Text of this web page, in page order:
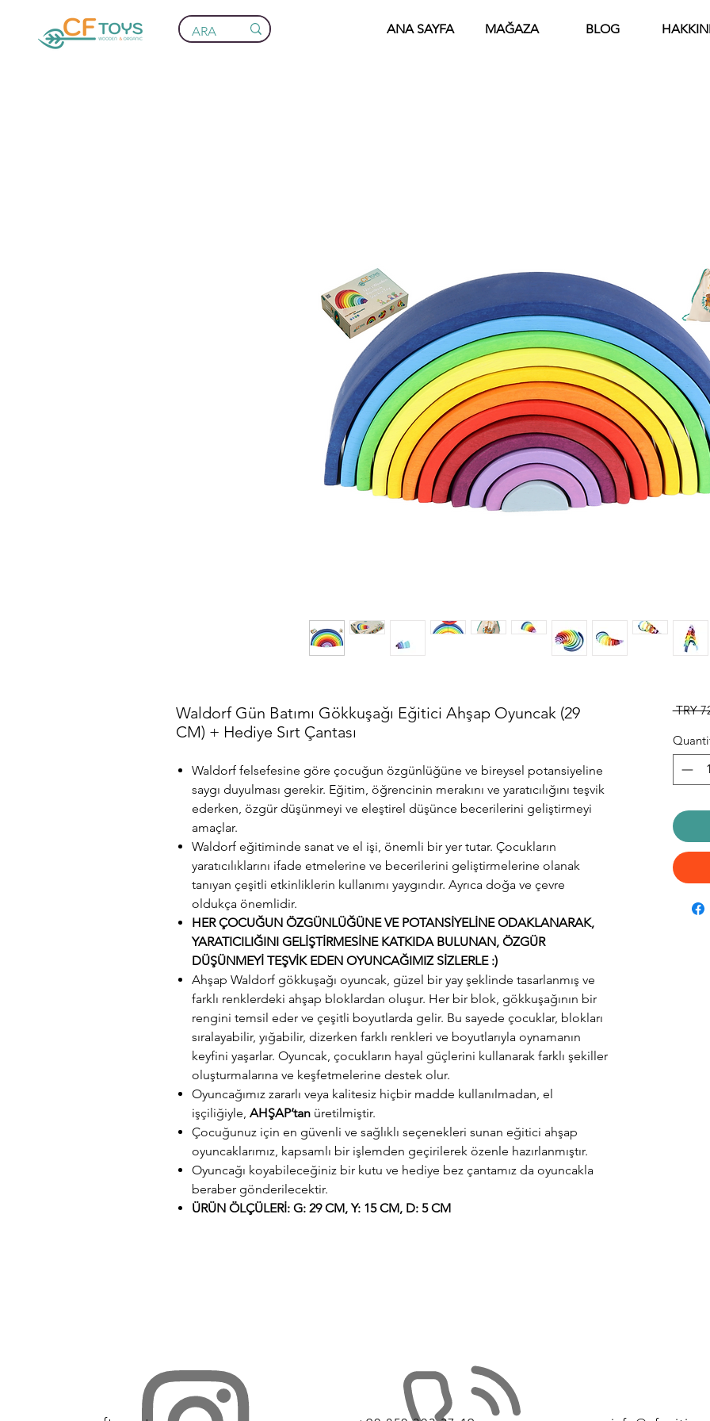
ANA SAYFA MAĞAZA BLOG
Waldorf Gün Batımı Gökkuşağı Eğitici Ahşap Oyuncak (29
CM) + Hediye Sırt Çantası
Waldorf felsefesine göre çocuğun özgünlüğüne ve bireysel potansiyeline
saygı duyulması gerekir. Eğitim, öğrencinin merakını ve yaratıcılığını teşvik
ederken, özgür düşünmeyi ve eleştirel düşünce becerilerini geliştirmeyi
amaçlar.
Waldorf eğitiminde sanat ve el işi, önemli bir yer tutar. Çocukların
yaratıcılıklarını ifade etmelerine ve becerilerini geliştirmelerine olanak
tanıyan çeşitli etkinliklerin kullanımı yaygındır. Ayrıca doğa ve çevre
oldukça önemlidir.
HER ÇOCUĞUN ÖZGÜNLÜĞÜNE VE POTANSİYELİNE ODAKLANARAK,
YARATICILIĞINI GELİŞTİRMESİNE KATKIDA BULUNAN, ÖZGÜR
DÜŞÜNMEYİ TEŞVİK EDEN OYUNCAĞIMIZ SİZLERLE :)
Ahşap Waldorf gökkuşağı oyuncak, güzel bir yay şeklinde tasarlanmış ve
farklı renklerdeki ahşap bloklardan oluşur. Her bir blok, gökkuşağının bir
rengini temsil eder ve çeşitli boyutlarda gelir. Bu sayede çocuklar, blokları
sıralayabilir, yığabilir, dizerken farklı renkleri ve boyutlarıyla oynamanın
keyfini yaşarlar. Oyuncak, çocukların hayal güçlerini kullanarak farklı şekiller
oluşturmalarına ve keşfetmelerine destek olur.
Oyuncağımız zararlı veya kalitesiz hiçbir madde kullanılmadan, el
işçiliğiyle, AHŞAP’tan üretilmiştir.
Çocuğunuz için en güvenli ve sağlıklı seçenekleri sunan eğitici ahşap
oyuncaklarımız, kapsamlı bir işlemden geçirilerek özenle hazırlanmıştır.
Oyuncağı koyabileceğiniz bir kutu ve hediye bez çantamız da oyuncakla
beraber gönderilecektir.
ÜRÜN ÖLÇÜLERİ: G: 29 CM, Y: 15 CM, D: 5 CM
TRY